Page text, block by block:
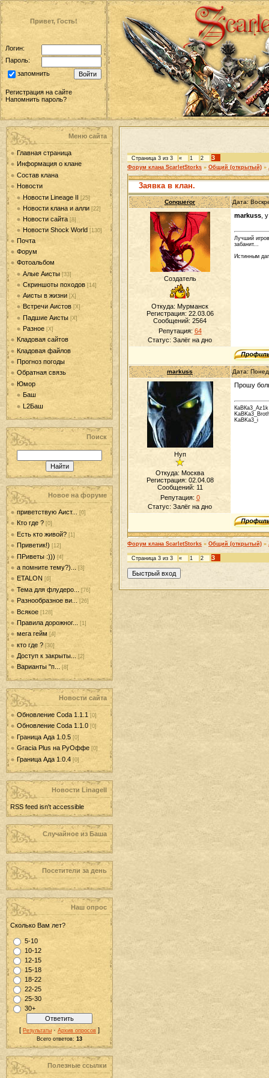
Привет, Гость!
Логин:
Пароль:
запомнить
Регистрация на сайте
Напомнить пароль?
Меню сайта
Главная страница
Информация о клане
Состав клана
Новости
Новости Lineage II [25]
Новости клана и алли [22]
Новости сайта [8]
Новости Shock World [130]
Почта
Форум
Фотоальбом
Алые Аисты [33]
Скриншоты походов [14]
Аисты в жизни [Х]
Встречи Аистов [Х]
Падшие Аисты [Х]
Разное [Х]
Кладовая сайтов
Кладовая файлов
Прогноз погоды
Обратная связь
Юмор
Баш
L2Баш
Поиск
Новое на форуме
приветствую Аист... [0]
Кто где ? [0]
Есть кто живой? [1]
Приветик!) [12]
ПРиветы :))) [4]
а помните тему?)... [3]
ETALON [6]
Тема для флудеро... [76]
Разнообразное ви... [26]
Всякое [128]
Правила дорожног... [1]
мега гейм [4]
кто где ? [30]
Доступ к закрыты... [2]
Варианты "п... [8]
Новости сайта
Обновление Coda 1.1.1 [0]
Обновление Coda 1.1.0 [0]
Граница Ада 1.0.5 [0]
Gracia Plus на РуОффе [0]
Граница Ада 1.0.4 [0]
Новости LinageII
RSS feed isn't accessible
Случайное из Баша
Посетители за день
Наш опрос
Сколько Вам лет?
5-10
10-12
12-15
15-18
18-22
22-25
25-30
30+
[ Результаты · Архив опросов ]
Всего ответов: 13
Полезные ссылки
Страница 3 из 3 « 1 2 3
Форум клана ScarletStorks » Общий (открытый) »
3аявка в клан.
Conqueror Дата:
Создатель
Откуда: Мурманск
Регистрация: 22.03.06
Сообщений: 2564
Репутация: 64
Статус: Залёг на дно
markuss ,
Лучший
забанит...
Истинным
markuss Дата:
Нуп
Откуда: Москва
Регистрация: 02.04.08
Сообщений: 11
Репутация: 0
Статус: Залёг на дно
Прошу
КаВКа3_Аz1k
KaBKa3_i
Форум клана ScarletStorks » Общий (открытый) »
Страница 3 из 3 « 1 2 3